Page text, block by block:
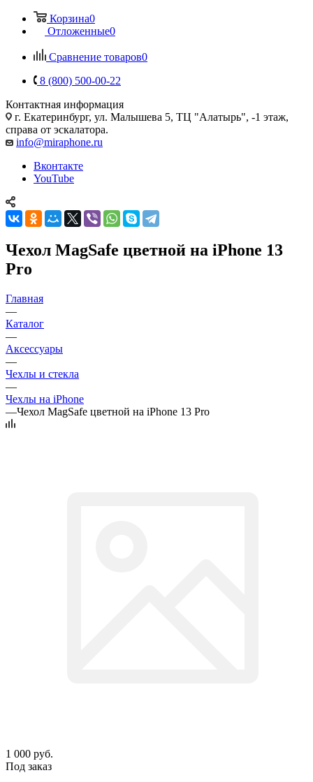
Корзина0
Отложенные0
Сравнение товаров0
8 (800) 500-00-22
Контактная информация
г. Екатеринбург, ул. Малышева 5, ТЦ "Алатырь", -1 этаж,
справа от эскалатора.
info@miraphone.ru
Вконтакте
YouTube
Чехол MagSafe цветной на iPhone 13
Pro
Главная
—
Каталог
—
Аксессуары
—
Чехлы и стекла
—
Чехлы на iPhone
—Чехол MagSafe цветной на iPhone 13 Pro
1 000 руб.
Под заказ